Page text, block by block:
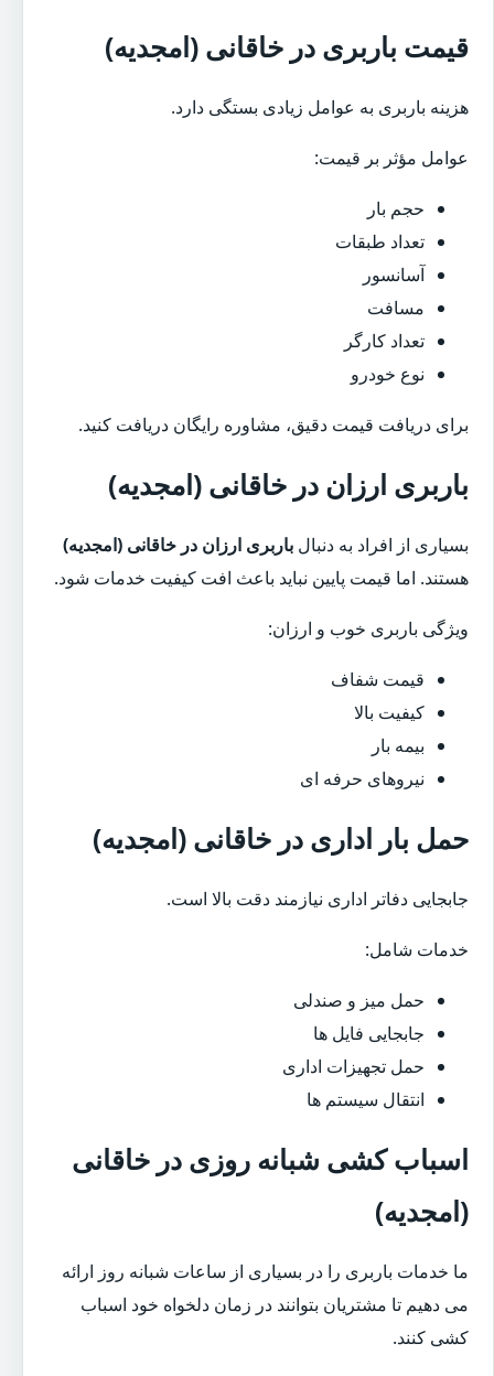
قیمت باربری در خاقانی (امجدیه)
هزینه باربری به عوامل زیادی بستگی دارد.
عوامل مؤثر بر قیمت:
حجم بار
تعداد طبقات
آسانسور
مسافت
تعداد کارگر
نوع خودرو
برای دریافت قیمت دقیق، مشاوره رایگان دریافت کنید.
باربری ارزان در خاقانی (امجدیه)
بسیاری از افراد به دنبال باربری ارزان در خاقانی (امجدیه)
هستند. اما قیمت پایین نباید باعث افت کیفیت خدمات شود.
ویژگی باربری خوب و ارزان:
قیمت شفاف
کیفیت بالا
بیمه بار
نیروهای حرفه ای
حمل بار اداری در خاقانی (امجدیه)
جابجایی دفاتر اداری نیازمند دقت بالا است.
خدمات شامل:
حمل میز و صندلی
جابجایی فایل ها
حمل تجهیزات اداری
انتقال سیستم ها
اسباب کشی شبانه روزی در خاقانی
(امجدیه)
ما خدمات باربری را در بسیاری از ساعات شبانه روز ارائه
می دهیم تا مشتریان بتوانند در زمان دلخواه خود اسباب
کشی کنند.